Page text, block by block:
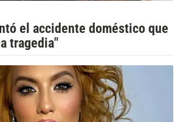
el accidente doméstico que
tragedia"